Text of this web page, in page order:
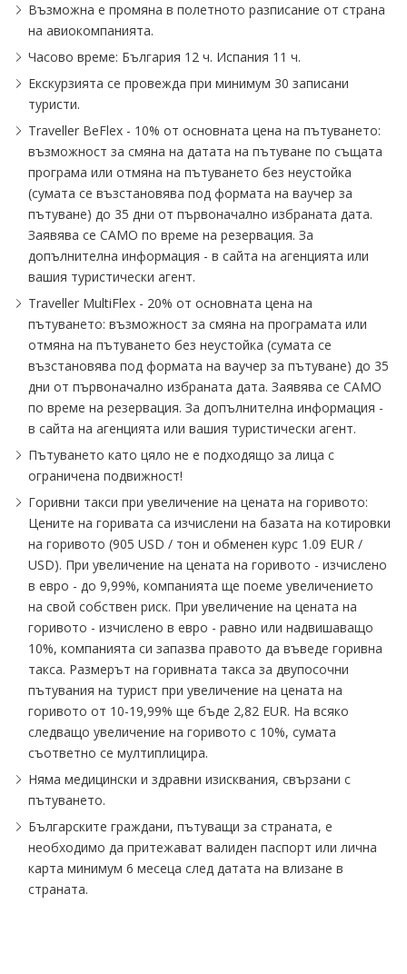
Възможна е промяна в полетното разписание от страна
на авиокомпанията.
Часово време: България 12 ч. Испания 11 ч.
Екскурзията се провежда при минимум 30 записани
туристи.
Traveller BeFlex - 10% от основната цена на пътуването:
възможност за смяна на датата на пътуване по същата
програма или отмяна на пътуването без неустойка
(сумата се възстановява под формата на ваучер за
пътуване) до 35 дни от първоначално избраната дата.
Заявява се САМО по време на резервация. За
допълнителна информация - в сайта на агенцията или
вашия туристически агент.
Traveller MultiFlex - 20% от основната цена на
пътуването: възможност за смяна на програмата или
отмяна на пътуването без неустойка (сумата се
възстановява под формата на ваучер за пътуване) до 35
дни от първоначално избраната дата. Заявява се САМО
по време на резервация. За допълнителна информация -
в сайта на агенцията или вашия туристически агент.
Пътуването като цяло не е подходящо за лица с
ограничена подвижност!
Горивни такси при увеличение на цената на горивото:
Цените на горивата са изчислени на базата на котировки
на горивото (905 USD / тон и обменен курс 1.09 EUR /
USD). При увеличение на цената на горивото - изчислено
в евро - до 9,99%, компанията ще поеме увеличението
на свой собствен риск. При увеличение на цената на
горивото - изчислено в евро - равно или надвишаващо
10%, компанията си запазва правото да въведе горивна
такса. Размерът на горивната такса за двупосочни
пътувания на турист при увеличение на цената на
горивото от 10-19,99% ще бъде 2,82 EUR. На всяко
следващо увеличение на горивото с 10%, сумата
съответно се мултиплицира.
Няма медицински и здравни изисквания, свързани с
пътуването.
Българските граждани, пътуващи за страната, е
необходимо да притежават валиден паспорт или лична
карта минимум 6 месеца след датата на влизане в
страната.